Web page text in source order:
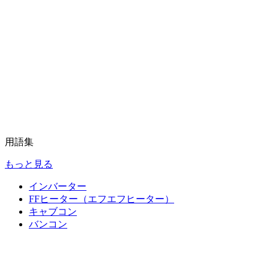
用語集
もっと見る
インバーター
FFヒーター（エフエフヒーター）
キャブコン
バンコン